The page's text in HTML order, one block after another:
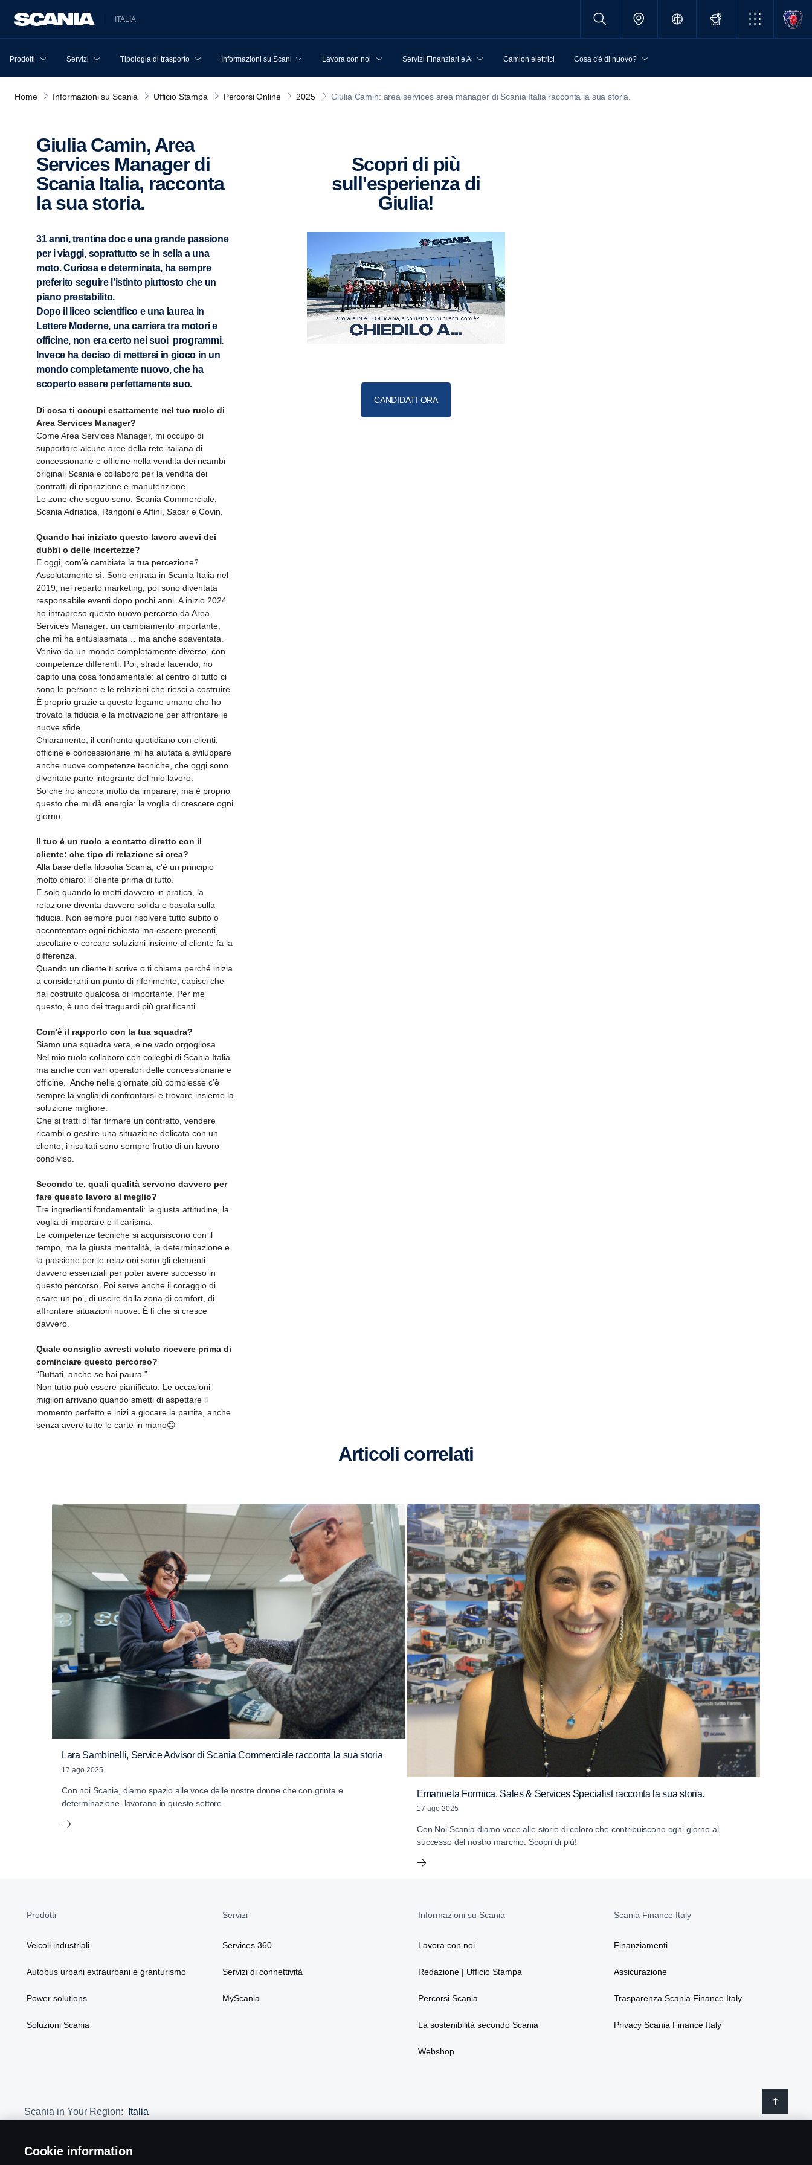
ITALIA
Prodotti Servizi Tipologia di trasporto Informazioni su Scania Lavora con noi Servizi Finanziari e AssicurativiCamion elettrici Cosa c'è di nuovo?
Home Informazioni su Scania Ufficio Stampa Percorsi Online 2025 Giulia Camin: area services area manager di Scania Italia racconta la sua storia.
Giulia Camin, Area
Services Manager di
Scania Italia, racconta
la sua storia.
31 anni, trentina doc e una grande passione
per i viaggi, soprattutto se in sella a una
moto. Curiosa e determinata, ha sempre
preferito seguire l’istinto piuttosto che un
piano prestabilito.
Dopo il liceo scientifico e una laurea in
Lettere Moderne, una carriera tra motori e
officine, non era certo nei suoi programmi.
Invece ha deciso di mettersi in gioco in un
mondo completamente nuovo, che ha
scoperto essere perfettamente suo.
Di cosa ti occupi esattamente nel tuo ruolo di
Area Services Manager?
Come Area Services Manager, mi occupo di
supportare alcune aree della rete italiana di
concessionarie e officine nella vendita dei ricambi
originali Scania e collaboro per la vendita dei
contratti di riparazione e manutenzione.
Le zone che seguo sono: Scania Commerciale,
Scania Adriatica, Rangoni e Affini, Sacar e Covin.
Quando hai iniziato questo lavoro avevi dei
dubbi o delle incertezze?
E oggi, com’è cambiata la tua percezione?
Assolutamente sì. Sono entrata in Scania Italia nel
2019, nel reparto marketing, poi sono diventata
responsabile eventi dopo pochi anni. A inizio 2024
ho intrapreso questo nuovo percorso da Area
Services Manager: un cambiamento importante,
che mi ha entusiasmata… ma anche spaventata.
Venivo da un mondo completamente diverso, con
competenze differenti. Poi, strada facendo, ho
capito una cosa fondamentale: al centro di tutto ci
sono le persone e le relazioni che riesci a costruire.
È proprio grazie a questo legame umano che ho
trovato la fiducia e la motivazione per affrontare le
nuove sfide.
Chiaramente, il confronto quotidiano con clienti,
officine e concessionarie mi ha aiutata a sviluppare
anche nuove competenze tecniche, che oggi sono
diventate parte integrante del mio lavoro.
So che ho ancora molto da imparare, ma è proprio
questo che mi dà energia: la voglia di crescere ogni
giorno.
Il tuo è un ruolo a contatto diretto con il
cliente: che tipo di relazione si crea?
Alla base della filosofia Scania, c'è un principio
molto chiaro: il cliente prima di tutto.
E solo quando lo metti davvero in pratica, la
relazione diventa davvero solida e basata sulla
fiducia. Non sempre puoi risolvere tutto subito o
accontentare ogni richiesta ma essere presenti,
ascoltare e cercare soluzioni insieme al cliente fa la
differenza.
Quando un cliente ti scrive o ti chiama perché inizia
a considerarti un punto di riferimento, capisci che
hai costruito qualcosa di importante. Per me
questo, è uno dei traguardi più gratificanti.
Com’è il rapporto con la tua squadra?
Siamo una squadra vera, e ne vado orgogliosa.
Nel mio ruolo collaboro con colleghi di Scania Italia
ma anche con vari operatori delle concessionarie e
officine. Anche nelle giornate più complesse c’è
sempre la voglia di confrontarsi e trovare insieme la
soluzione migliore.
Che si tratti di far firmare un contratto, vendere
ricambi o gestire una situazione delicata con un
cliente, i risultati sono sempre frutto di un lavoro
condiviso.
Secondo te, quali qualità servono davvero per
fare questo lavoro al meglio?
Tre ingredienti fondamentali: la giusta attitudine, la
voglia di imparare e il carisma.
Le competenze tecniche si acquisiscono con il
tempo, ma la giusta mentalità, la determinazione e
la passione per le relazioni sono gli elementi
davvero essenziali per poter avere successo in
questo percorso. Poi serve anche il coraggio di
osare un po’, di uscire dalla zona di comfort, di
affrontare situazioni nuove. È lì che si cresce
davvero.
Quale consiglio avresti voluto ricevere prima di
cominciare questo percorso?
“Buttati, anche se hai paura.”
Non tutto può essere pianificato. Le occasioni
migliori arrivano quando smetti di aspettare il
momento perfetto e inizi a giocare la partita, anche
senza avere tutte le carte in mano😊
Scopri di più
sull'esperienza di
Giulia!
CANDIDATI ORA
Articoli correlati
Lara Sambinelli, Service Advisor di Scania Commerciale racconta la sua storia
17 ago 2025
Con noi Scania, diamo spazio alle voce delle nostre donne che con grinta e
determinazione, lavorano in questo settore.
Emanuela Formica, Sales & Services Specialist racconta la sua storia.
17 ago 2025
Con Noi Scania diamo voce alle storie di coloro che contribuiscono ogni giorno al
successo del nostro marchio. Scopri di più!
Prodotti
Veicoli industriali
Autobus urbani extraurbani e granturismo
Power solutions
Soluzioni Scania
Servizi
Services 360
Servizi di connettività
MyScania
Informazioni su Scania
Lavora con noi
Redazione | Ufficio Stampa
Percorsi Scania
La sostenibilità secondo Scania
Webshop
Scania Finance Italy
Finanziamenti
Assicurazione
Trasparenza Scania Finance Italy
Privacy Scania Finance Italy
Scania in Your Region: Italia
Cookie information